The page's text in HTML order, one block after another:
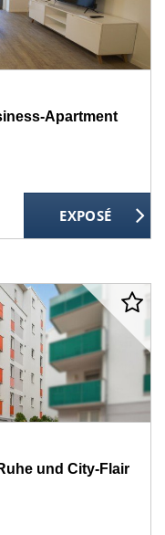
Apartment
und City-Flair